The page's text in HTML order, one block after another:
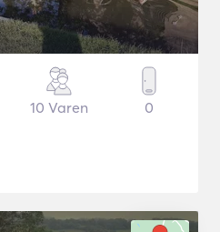
10 Varen 0